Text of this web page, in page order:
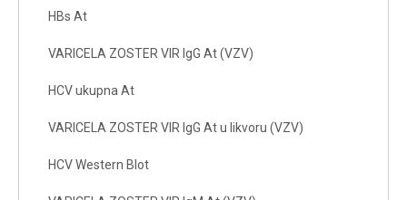
HBs At
VARICELA ZOSTER VIR IgG At (VZV)
HCV ukupna At
VARICELA ZOSTER VIR IgG At u likvoru (VZV)
HCV Western Blot